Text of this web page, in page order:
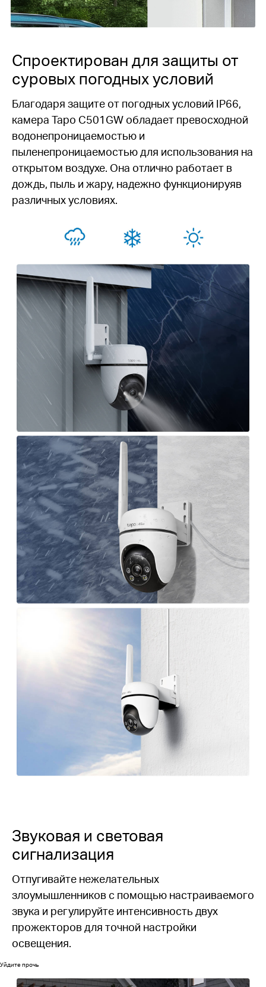
Спроектирован для защиты от
суровых погодных условий
Благодаря защите от погодных условий IP66,
камера Tapo C501GW обладает превосходной
водонепроницаемостью и
пыленепроницаемостью для использования на
открытом воздухе. Она отлично работает в
дождь, пыль и жару, надежно функционируяв
различных условиях.
Звуковая и световая
сигнализация
Отпугивайте нежелательных
злоумышленников с помощью настраиваемого
звука и регулируйте интенсивность двух
прожекторов для точной настройки
освещения.
Уйдите прочь